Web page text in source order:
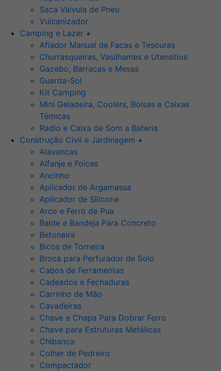
Saca Válvula de Pneu
Vulcanizador
Camping e Lazer +
Afiador Manual de Facas e Tesouras
Churrasqueiras, Vasilhames e Utensilios
Gazebo, Barracas e Mesas
Guarda-Sol
Kit Camping
Mini Geladeira, Coolers, Bolsas e Caixas
Témicas
Radio e Caixa de Som a Bateria
Construção Civil e Jardinagem +
Alavancas
Alfanje e Foices
Ancinho
Aplicador de Argamassa
Aplicador de Silicone
Arco e Ferro de Pua
Balde e Bandeja Para Concreto
Betoneira
Bicos de Torneira
Broca para Perfurador de Solo
Cabos de Ferramentas
Cadeados e Fechaduras
Carrinho de Mão
Cavadeiras
Chave e Chapa Para Dobrar Ferro
Chave para Estruturas Metálicas
Chibanca
Colher de Pedreiro
Compactador